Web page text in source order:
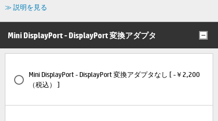
≫ 説明を見る
Mini DisplayPort - DisplayPort 変換アダプタ
Mini DisplayPort - DisplayPort 変換アダプタなし [ -￥2,200
（税込） ]